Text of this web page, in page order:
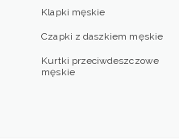
Klapki męskie
Czapki z daszkiem męskie
Kurtki przeciwdeszczowe
męskie